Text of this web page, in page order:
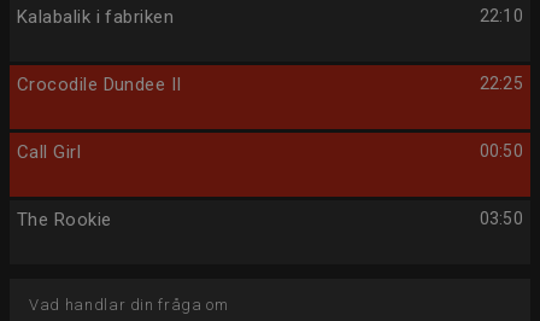
22:10
Kalabalik i fabriken
22:25
Crocodile Dundee II
00:50
Call Girl
03:50
The Rookie
Vad handlar din fråga om